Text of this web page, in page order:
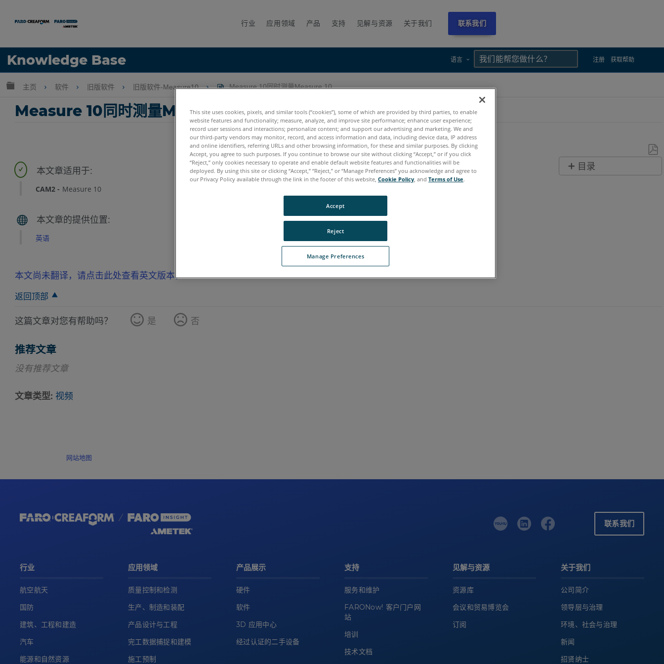
行业 应用领域 产品 支持 见解与资源 关于我们 联系我们
Knowledge Base 语言 注册 获取帮助
语言
扩展/隐缩全局层次
主页 软件 旧版软件 旧版软件-Measure10 Measure 10同时测量Measure 10
Measure 10同时测量Measure 10
存
目录
CAM2 Measure 10
英语
本文尚未翻译，请点击此处查看英文版本。
返回顶部
这篇文章对您有帮助吗？ 是 否
推荐文章
没有推荐文章
文章类型 视频
网站地图
联系我们
行业
航空航天
国防
建筑、工程和建造
汽车
能源和自然资源
应用领域
质量控制和检测
生产、制造和装配
产品设计与工程
完工数据捕捉和建模
施工预制
产品展示
硬件
软件
3D 应用中心
经过认证的二手设备
支持
服务和维护
FARONow! 客户门户网
站
培训
技术文档
见解与资源
资源库
会议和贸易博览会
订阅
关于我们
公司简介
领导层与治理
环境、社会与治理
新闻
招贤纳士
This site uses cookies, pixels, and similar tools (“cookies”), some of which are provided by third parties, to enable
website features and functionality; measure, analyze, and improve site performance; enhance user experience;
record user sessions and interactions; personalize content; and support our advertising and marketing. We and
our third-party vendors may monitor, record, and access information and data, including device data, IP address
and online identifiers, referring URLs and other browsing information, for these and similar purposes. By clicking
Accept, you agree to such purposes. If you continue to browse our site without clicking “Accept,” or if you click
“Reject,” only cookies necessary to operate and enable default website features and functionalities will be
deployed. By using this site or clicking “Accept,” “Reject,” or “Manage Preferences” you acknowledge and agree to
our Privacy Policy available through the link in the footer of this website, Cookie Policy, and Terms of Use.
Manage Preferences
Reject
Accept